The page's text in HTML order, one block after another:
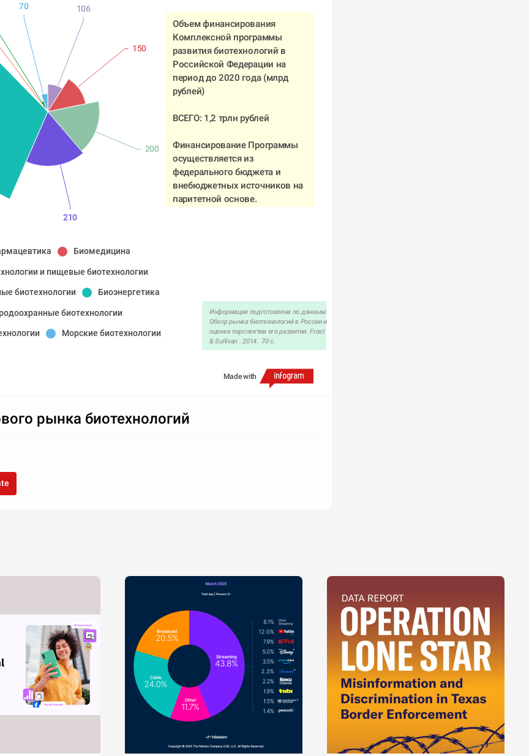
Биомедицина
и пищевые биотехнологии
биотехнологии Биоэнергетика
биотехнологии
Морские биотехнологии
106
150
200
210
70
Объем финансирования
Комплексной программы
развития биотехнологий в
Российской Федерации на
период до 2020 года (млрд
рублей)
ВСЕГО: 1,2 трлн рублей
Финансирование Программы
осуществляется из
федерального бюджета и
внебюджетных источников на
паритетной основе.
Информация подготовлена по данным:
Обзор рынка биотехнологий в России и
оценка перспектив его развития. Frost
& Sullivan . 2014.  70 с.
Made with
рынка биотехнологий